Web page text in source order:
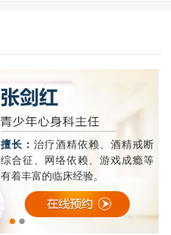
擅长：治疗酒精依赖、酒精戒断
综合征、网络依赖、游戏成瘾等
有着丰富的临床经验。